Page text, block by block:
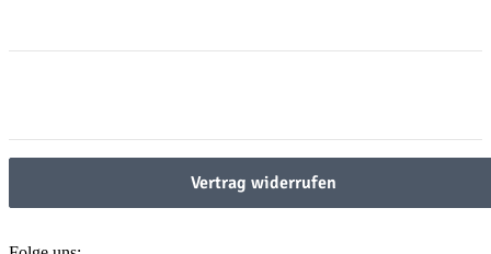
Vertrag widerrufen